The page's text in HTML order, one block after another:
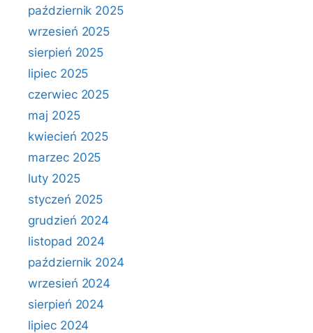
październik 2025
wrzesień 2025
sierpień 2025
lipiec 2025
czerwiec 2025
maj 2025
kwiecień 2025
marzec 2025
luty 2025
styczeń 2025
grudzień 2024
listopad 2024
październik 2024
wrzesień 2024
sierpień 2024
lipiec 2024